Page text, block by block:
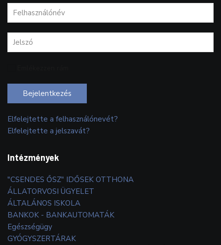
Bejelentkezés
Elfelejtette a felhasználónevét?
Elfelejtette a jelszavát?
Intézmények
"CSENDES ŐSZ" IDŐSEK OTTHONA
ÁLLATORVOSI ÜGYELET
ÁLTALÁNOS ISKOLA
BANKOK - BANKAUTOMATÁK
Egészségügy
GYÓGYSZERTÁRAK